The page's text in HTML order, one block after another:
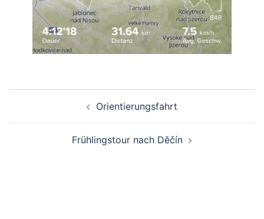
Orientierungsfahrt
Frühlingstour nach Děčín